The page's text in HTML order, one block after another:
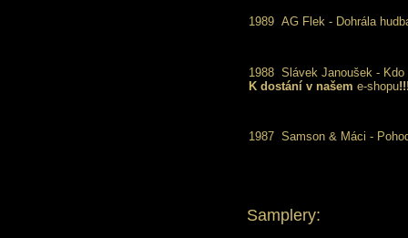
1989 AG Flek - Dohrála
1988 Slávek Janoušek - Kdo
K dostání v našem e-shopu
1987 Samson & Máci -
Samplery: